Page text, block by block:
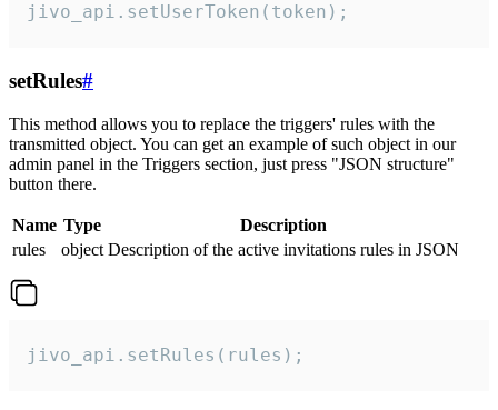
jivo_api.setUserToken(token);
setRules#
This method allows you to replace the triggers' rules with the
transmitted object. You can get an example of such object in our
admin panel in the Triggers section, just press "JSON structure"
button there.
Name Type
Description
rules
object Description of the active invitations rules in JSON
jivo_api.setRules(rules);